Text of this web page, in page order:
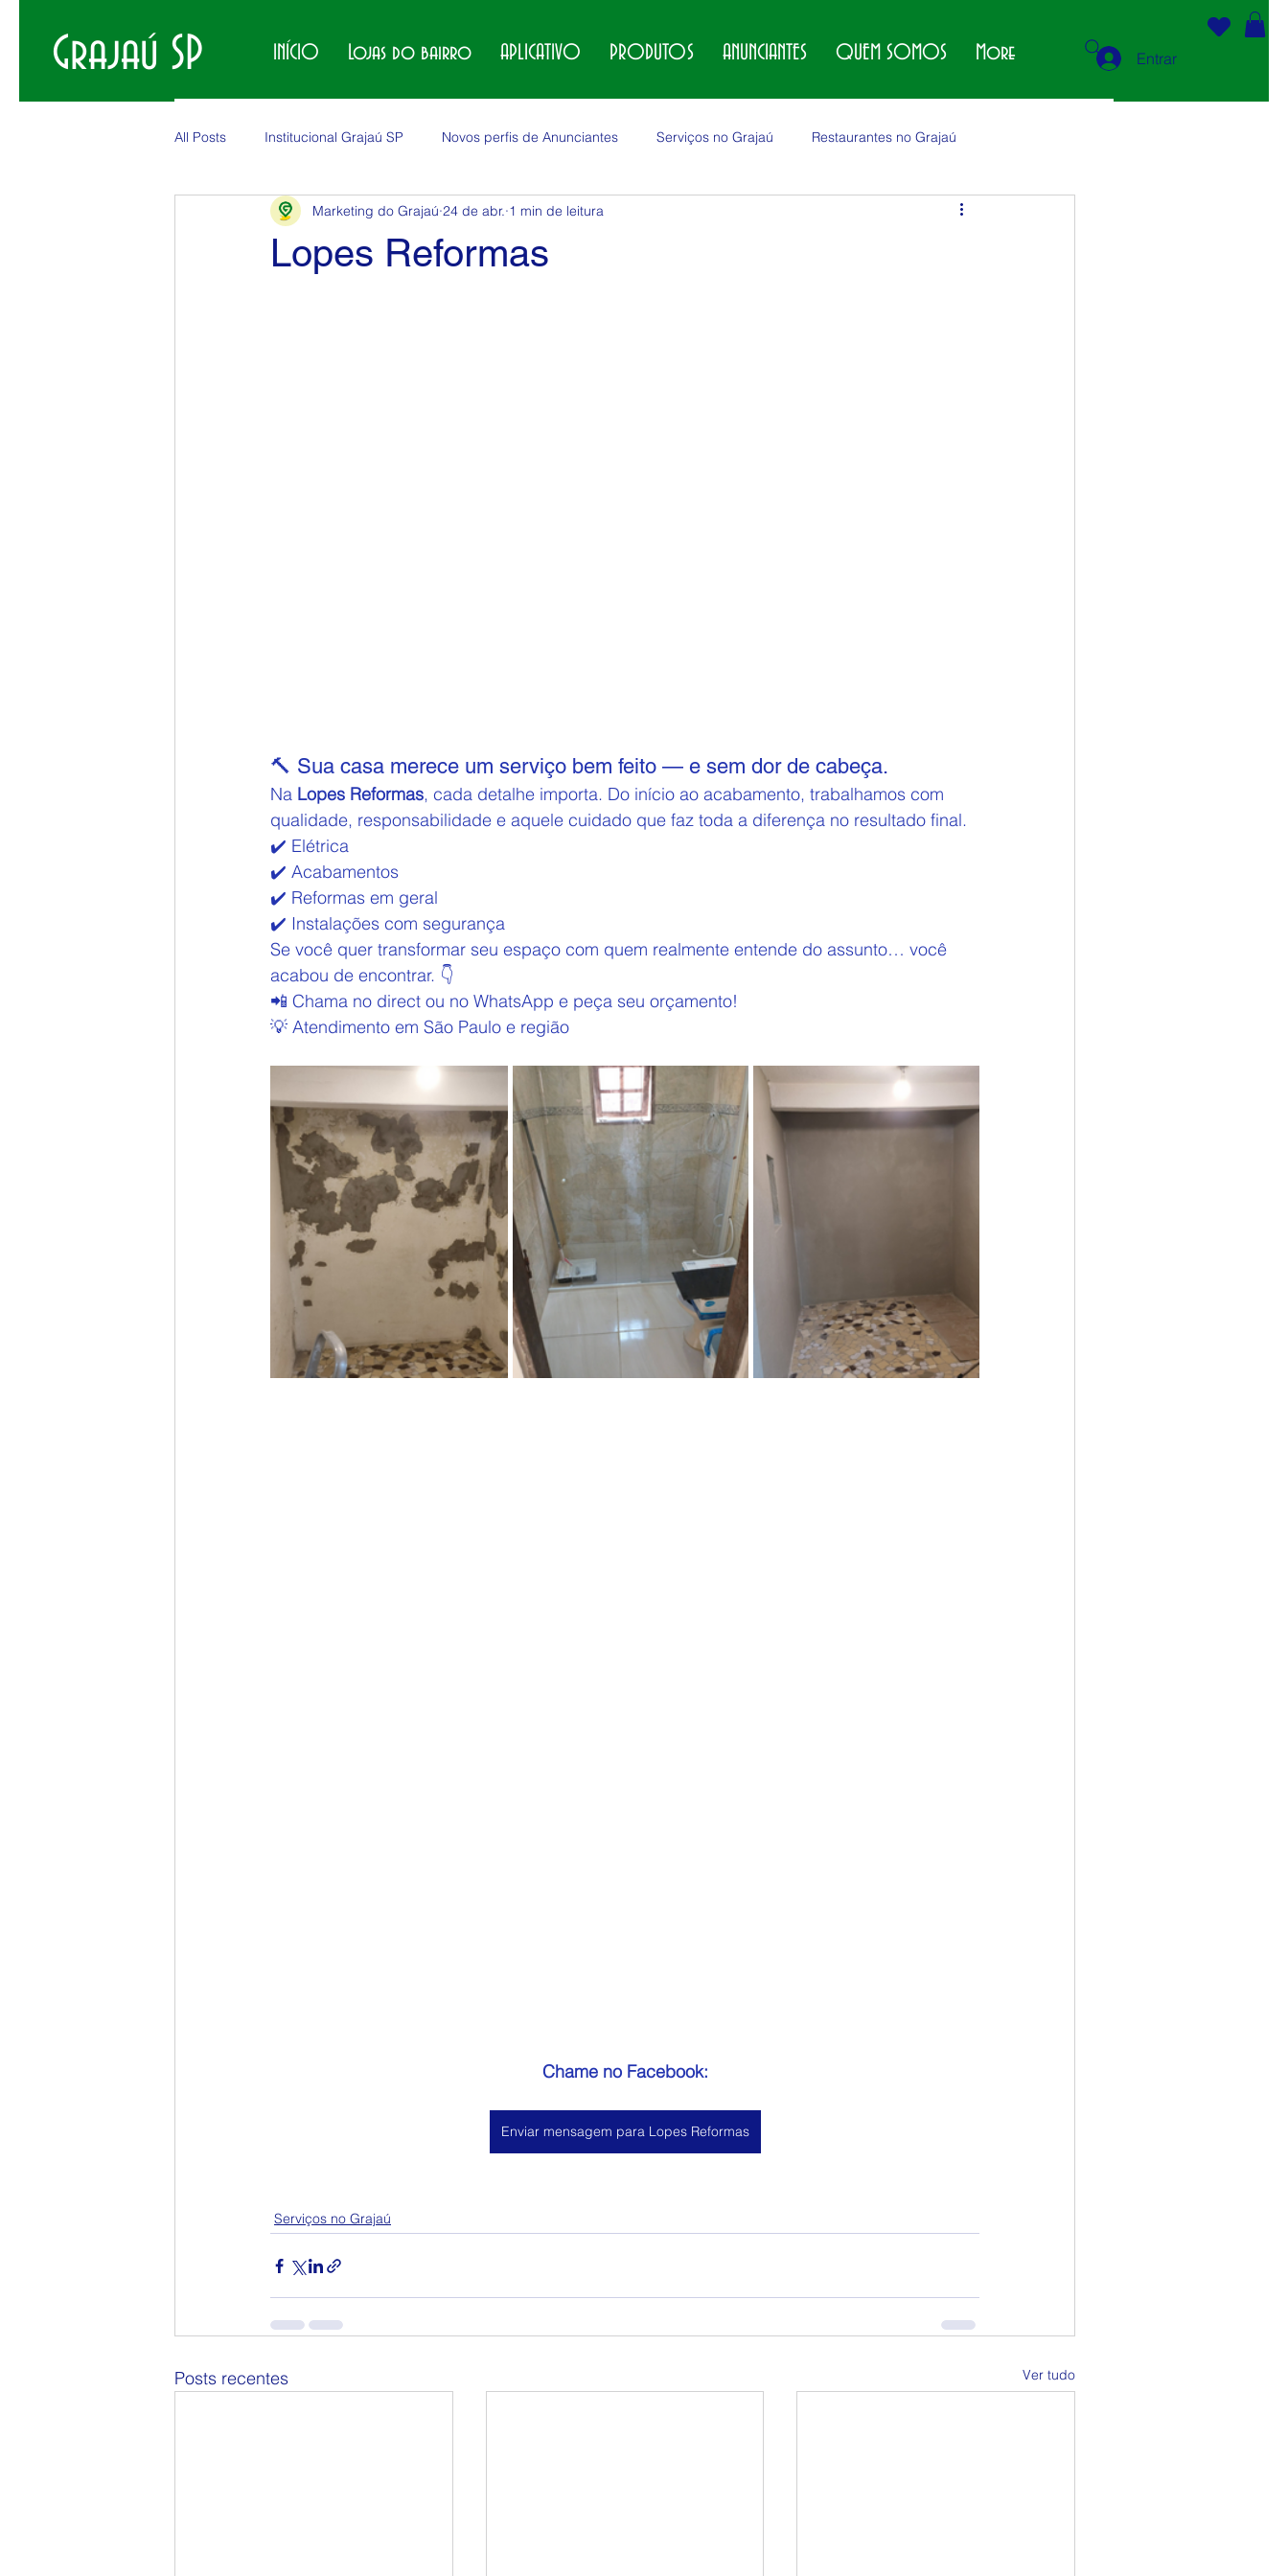
Grajaú SP INÍCIO Lojas do bairro APLICATIVO PRODUTOS ANUNCIANTES QUEM SOMOS More Entrar
All Posts Institucional Grajaú SP Novos perfis de Anunciantes Serviços no Grajaú Restaurantes no Grajaú
Produtos no Grajaú Eventos no Grajaú Locações no Grajaú
Lopes Reformas
Marketing do Grajaú 24 de abr. 1 min de leitura
🔨 Sua casa merece um serviço bem feito — e sem dor de cabeça.
Na Lopes Reformas, cada detalhe importa. Do início ao acabamento, trabalhamos com
qualidade, responsabilidade e aquele cuidado que faz toda a diferença no resultado final.
✔️ Elétrica
✔️ Acabamentos
✔️ Reformas em geral
✔️ Instalações com segurança
Se você quer transformar seu espaço com quem realmente entende do assunto… você
acabou de encontrar. 👇
📲 Chama no direct ou no WhatsApp e peça seu orçamento!
💡 Atendimento em São Paulo e região
Chame no Facebook:
Enviar mensagem para Lopes Reformas
Serviços no Grajaú
Posts recentes Ver tudo